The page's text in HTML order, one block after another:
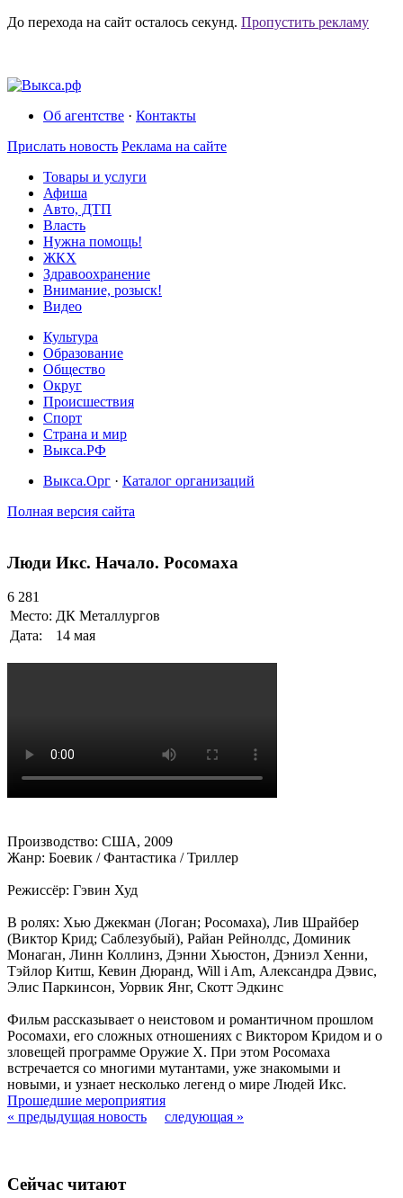
До перехода на сайт осталось секунд. Пропустить рекламу
Об агентстве · Контакты
Прислать новость Реклама на сайте
Товары и услуги
Афиша
Авто, ДТП
Власть
Нужна помощь!
ЖКХ
Здравоохранение
Внимание, розыск!
Видео
Культура
Образование
Общество
Округ
Происшествия
Спорт
Страна и мир
Выкса.РФ
Выкса.Орг · Каталог организаций
Полная версия сайта
Люди Икс. Начало. Росомаха
6 281
Место: ДК Металлургов
Дата:
14 мая
Производство: США, 2009
Жанр: Боевик / Фантастика / Триллер
Режиссёр: Гэвин Худ
В ролях: Хью Джекман (Логан; Росомаха), Лив Шрайбер
(Виктор Крид; Саблезубый), Райан Рейнолдс, Доминик
Монаган, Линн Коллинз, Дэнни Хьюстон, Дэниэл Хенни,
Тэйлор Китш, Кевин Дюранд, Will i Am, Александра Дэвис,
Элис Паркинсон, Уорвик Янг, Скотт Эдкинс
Фильм рассказывает о неистовом и романтичном прошлом
Росомахи, его сложных отношениях с Виктором Кридом и о
зловещей программе Оружие Х. При этом Росомаха
встречается со многими мутантами, уже знакомыми и
новыми, и узнает несколько легенд о мире Людей Икс.
Прошедшие мероприятия
« предыдущая новость
следующая »
Сейчас читают